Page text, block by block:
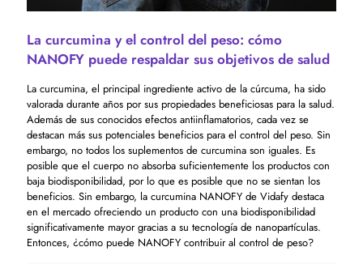
La curcumina y el control del peso: cómo
NANOFY puede respaldar sus objetivos de salud
La curcumina, el principal ingrediente activo de la cúrcuma, ha sido
valorada durante años por sus propiedades beneficiosas para la salud.
Además de sus conocidos efectos antiinflamatorios, cada vez se
destacan más sus potenciales beneficios para el control del peso. Sin
embargo, no todos los suplementos de curcumina son iguales. Es
posible que el cuerpo no absorba suficientemente los productos con
baja biodisponibilidad, por lo que es posible que no se sientan los
beneficios. Sin embargo, la curcumina NANOFY de Vidafy destaca
en el mercado ofreciendo un producto con una biodisponibilidad
significativamente mayor gracias a su tecnología de nanopartículas.
Entonces, ¿cómo puede NANOFY contribuir al control de peso?